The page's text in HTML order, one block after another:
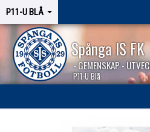
P11-U BLÅ
Spånga IS FK
- GEMENSKAP -
P11-U Blå